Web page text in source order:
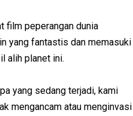
film peperangan dunia
yang fantastis dan memasuki
alih planet ini.
yang sedang terjadi, kami
mengancam atau menginvasi